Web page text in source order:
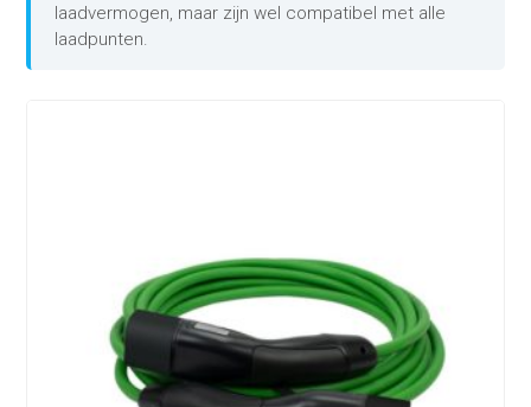
laadvermogen, maar zijn wel compatibel met alle
laadpunten.